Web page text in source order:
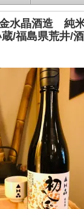
水晶酒造 純
/福島県荒井/